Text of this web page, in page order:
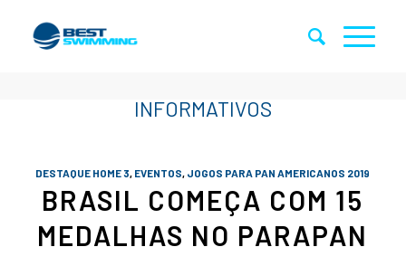
DESTAQUE HOME 3, EVENTOS, JOGOS PARA PAN AMERICANOS 2019
BRASIL COMEÇA COM 15
MEDALHAS NO PARAPAN